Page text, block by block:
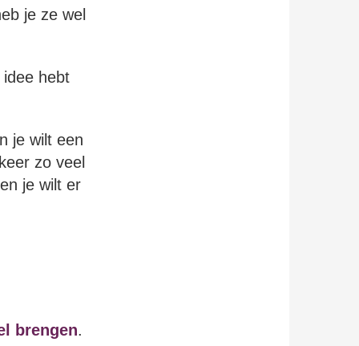
je ze wel
hebt
je wilt een
zo veel
je wilt er
brengen.